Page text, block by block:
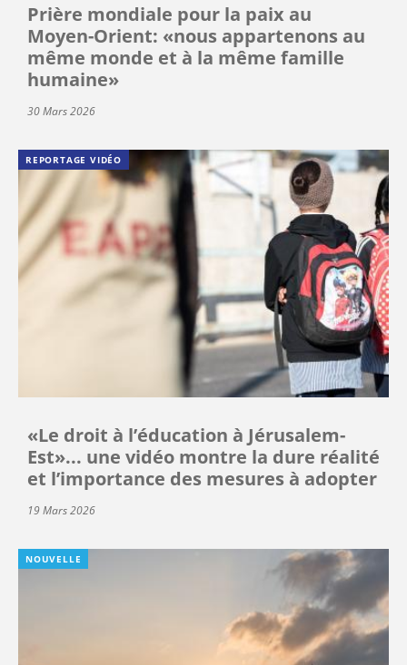
Prière mondiale pour la paix au
Moyen-Orient: «nous appartenons au
même monde et à la même famille
humaine»
30 Mars 2026
REPORTAGE VIDÉO
«Le droit à l’éducation à Jérusalem-
Est»... une vidéo montre la dure réalité
et l’importance des mesures à adopter
19 Mars 2026
NOUVELLE